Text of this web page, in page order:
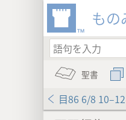
もの
聖書
目86 6/8